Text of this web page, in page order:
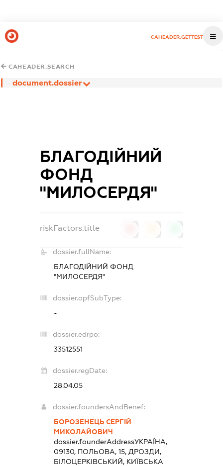
CAHEADER.GETTEST
CAHEADER.SEARCH
document.dossier
БЛАГОДІЙНИЙ
ФОНД
"МИЛОСЕРДЯ"
riskFactors.title
dossier.fullName:
БЛАГОДІЙНИЙ ФОНД
"МИЛОСЕРДЯ"
dossier.opfSubType:
-
dossier.edrpo:
33512551
dossier.regDate:
28.04.05
dossier.foundersAndBenef:
БОРОЗЕНЕЦЬ СЕРГІЙ
МИКОЛАЙОВИЧ
dossier.founderAddressУКРАЇНА,
09130, ПОЛЬОВА, 15, ДРОЗДИ,
БІЛОЦЕРКІВСЬКИЙ, КИЇВСЬКА